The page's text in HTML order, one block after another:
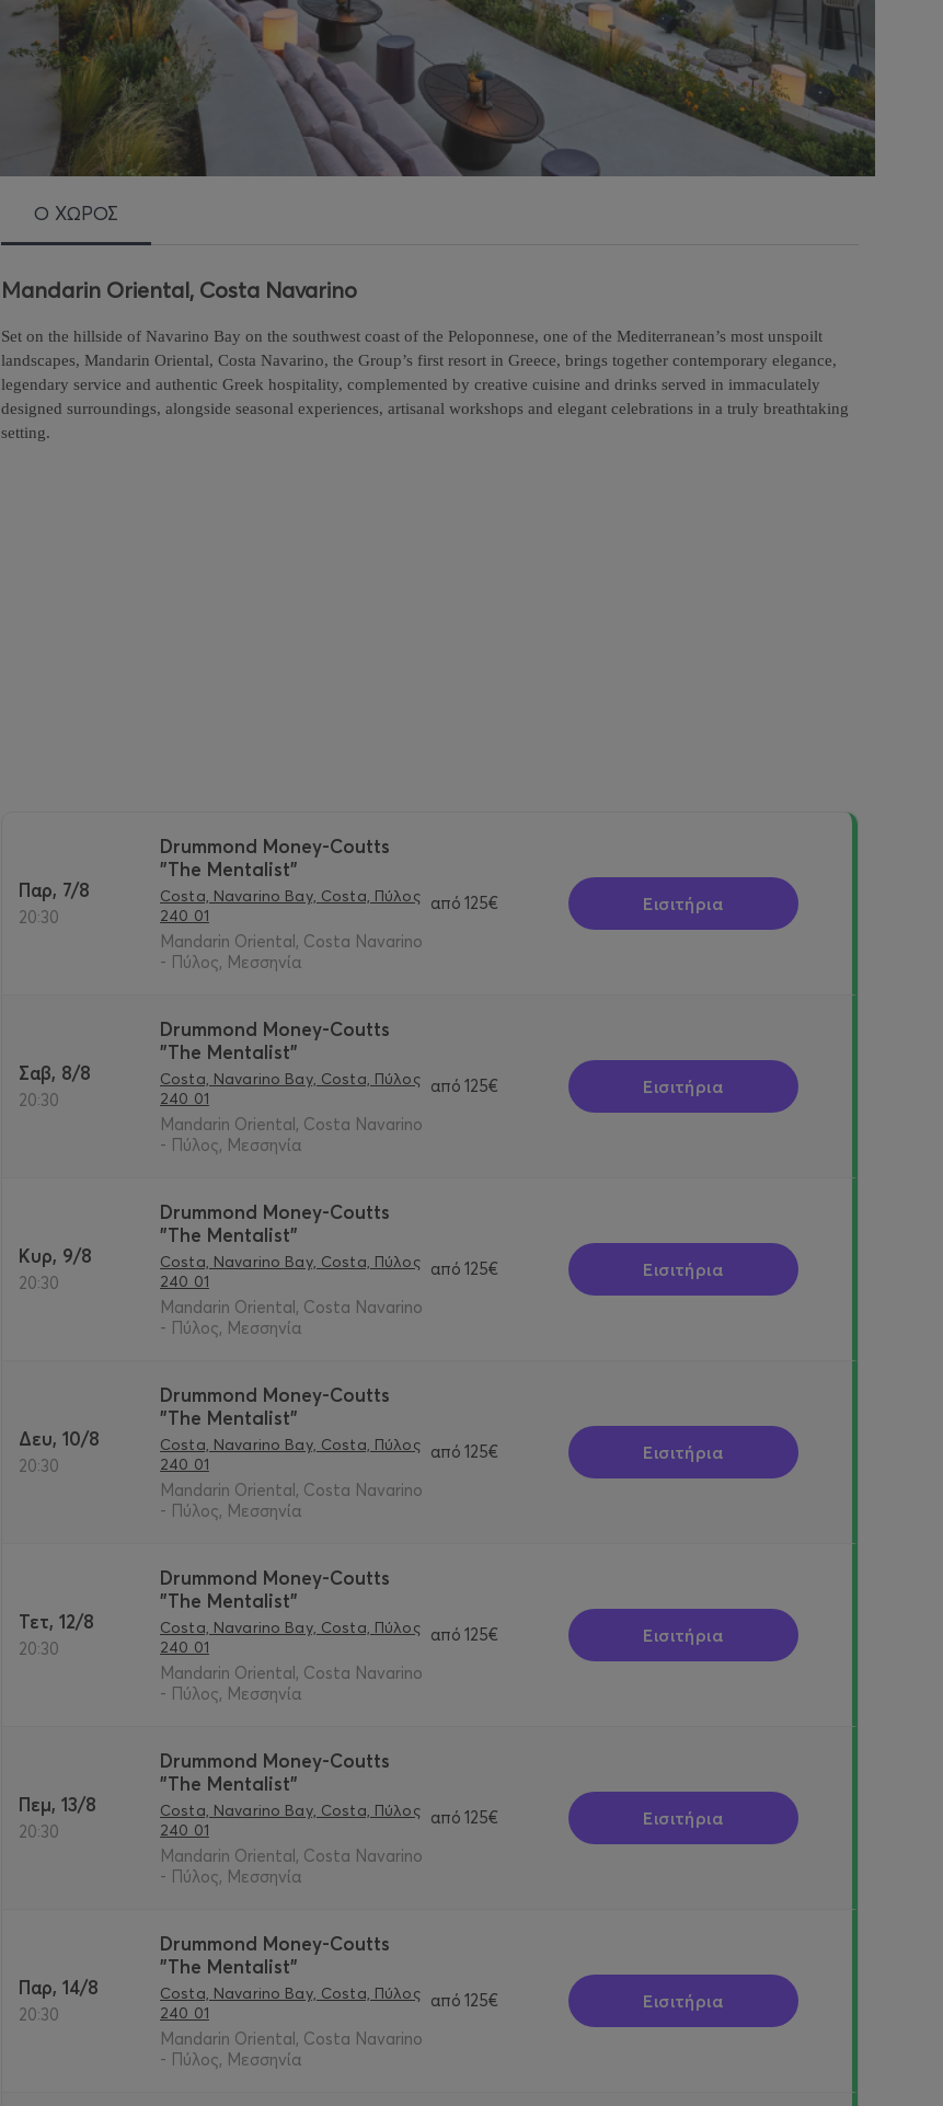
Ο ΧΩΡΟΣ
Mandarin Oriental, Costa Navarino
Set on the hillside of Navarino Bay on the southwest coast of the Peloponnese, one of the Mediterranean’s most unspoilt
landscapes, Mandarin Oriental, Costa Navarino, the Group’s first resort in Greece, brings together contemporary elegance,
legendary service and authentic Greek hospitality, complemented by creative cuisine and drinks served in immaculately
designed surroundings, alongside seasonal experiences, artisanal workshops and elegant celebrations in a truly breathtaking
setting.
Παρ, 7/8
20:30
Drummond Money-Coutts
"The Mentalist"
Costa, Navarino Bay, Costa, Πύλος
240 01
Mandarin Oriental, Costa Navarino
- Πύλος, Μεσσηνία
από 125€ Εισιτήρια
Σαβ, 8/8
20:30
Drummond Money-Coutts
"The Mentalist"
Costa, Navarino Bay, Costa, Πύλος
240 01
Mandarin Oriental, Costa Navarino
- Πύλος, Μεσσηνία
από 125€ Εισιτήρια
Κυρ, 9/8
20:30
Drummond Money-Coutts
"The Mentalist"
Costa, Navarino Bay, Costa, Πύλος
240 01
Mandarin Oriental, Costa Navarino
- Πύλος, Μεσσηνία
από 125€ Εισιτήρια
Δευ, 10/8
20:30
Drummond Money-Coutts
"The Mentalist"
Costa, Navarino Bay, Costa, Πύλος
240 01
Mandarin Oriental, Costa Navarino
- Πύλος, Μεσσηνία
από 125€ Εισιτήρια
Τετ, 12/8
20:30
Drummond Money-Coutts
"The Mentalist"
Costa, Navarino Bay, Costa, Πύλος
240 01
Mandarin Oriental, Costa Navarino
- Πύλος, Μεσσηνία
από 125€ Εισιτήρια
Πεμ, 13/8
20:30
Drummond Money-Coutts
"The Mentalist"
Costa, Navarino Bay, Costa, Πύλος
240 01
Mandarin Oriental, Costa Navarino
- Πύλος, Μεσσηνία
από 125€ Εισιτήρια
Παρ, 14/8
20:30
Drummond Money-Coutts
"The Mentalist"
Costa, Navarino Bay, Costa, Πύλος
240 01
Mandarin Oriental, Costa Navarino
- Πύλος, Μεσσηνία
από 125€ Εισιτήρια